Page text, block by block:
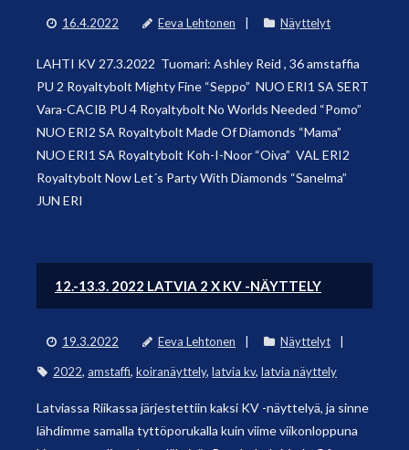
16.4.2022 Eeva Lehtonen Näyttelyt
LAHTI KV 27.3.2022 Tuomari: Ashley Reid , 36 amstaffia
PU 2 Royaltybolt Mighty Fine “Seppo” NUO ERI1 SA SERT
Vara-CACIB PU 4 Royaltybolt No Worlds Needed “Pomo”
NUO ERI2 SA Royaltybolt Made Of Diamonds “Mama”
NUO ERI1 SA Royaltybolt Koh-I-Noor “Oiva” VAL ERI2
Royaltybolt Now Let´s Party With Diamonds “Sanelma”
JUN ERI
12.-13.3. 2022 LATVIA 2 X KV -NÄYTTELY
19.3.2022 Eeva Lehtonen Näyttelyt
2022, amstaffi, koiranäyttely, latvia kv, latvia näyttely
Latviassa Riikassa järjestettiin kaksi KV -näyttelyä, ja sinne
lähdimme samalla tyttöporukalla kuin viime viikonloppuna